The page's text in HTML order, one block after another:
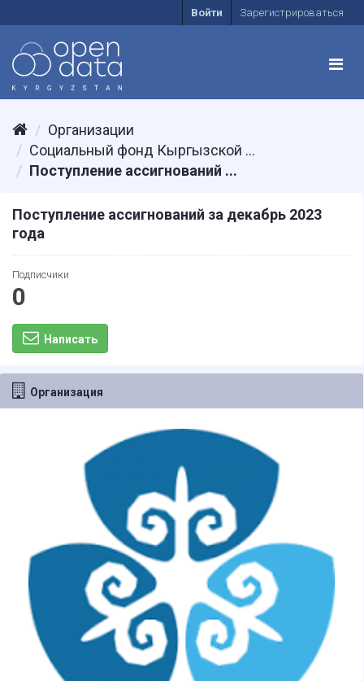
Войти Зарегистрироваться
Организации
Социальный фонд Кыргызской ...
Поступление ассигнований ...
Поступление ассигнований за декабрь 2023
года
Подписчики
0
Написать
Организация